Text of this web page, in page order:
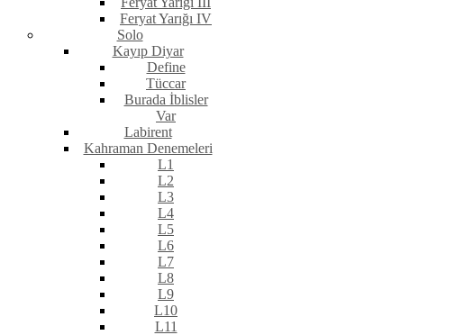
Feryat Yarığı IV
Solo
Kayıp Diyar
Define
Tüccar
Burada İblisler
Var
Labirent
Kahraman Denemeleri
L1
L2
L3
L4
L5
L6
L7
L8
L9
L10
L11